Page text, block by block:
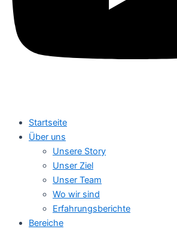
Startseite
Über uns
Unsere Story
Unser Ziel
Unser Team
Wo wir sind
Erfahrungsberichte
Bereiche